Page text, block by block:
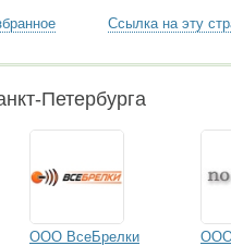
Ссылка на эту
Петербурга
ООО ВсеБрелки